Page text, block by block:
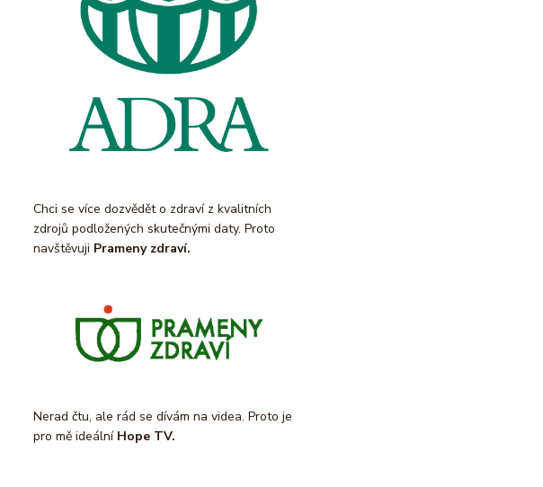
Chci se více dozvědět o zdraví z kvalitních
zdrojů podložených skutečnými daty. Proto
navštěvuji Prameny zdraví.
Nerad čtu, ale rád se dívám na videa. Proto je
pro mě ideální Hope TV.